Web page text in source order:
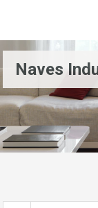
Naves